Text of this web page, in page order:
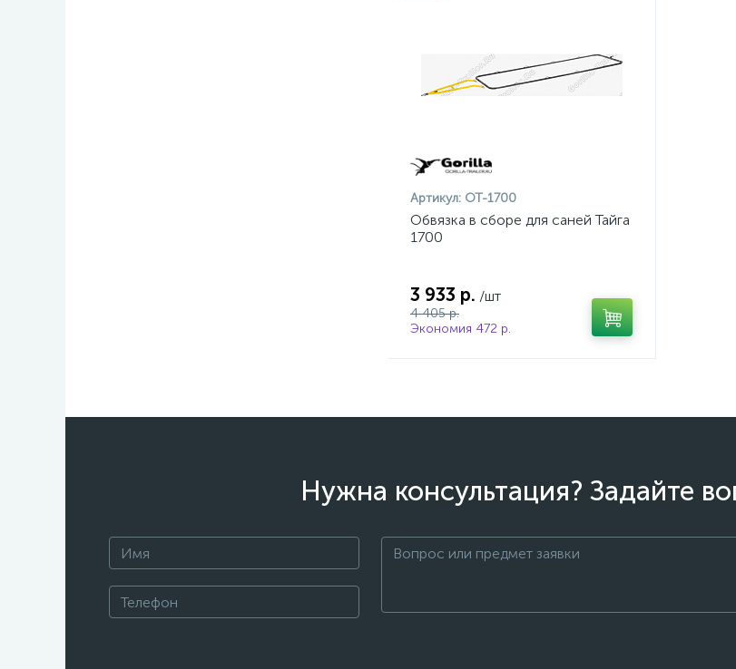
Артикул: ОТ-1700
Обвязка в сборе для саней Тайга
1700
3 933 р. /шт
4 405 р.
Экономия 472 р.
Нужна консультация? Задайте